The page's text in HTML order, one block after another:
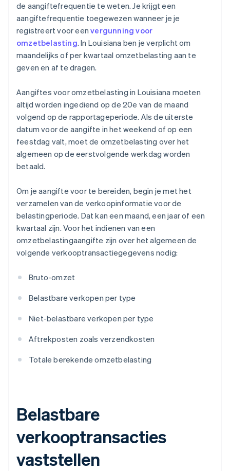
de aangiftefrequentie te weten. Je krijgt een
aangiftefrequentie toegewezen wanneer je je
registreert voor eenvergunning voor
omzetbelasting. In Louisiana ben je verplicht om
maandelijks of per kwartaal omzetbelasting aan te
geven en af te dragen.
Aangiftes voor omzetbelasting in Louisiana moeten
altijd worden ingediend op de 20e van de maand
volgend op de rapportageperiode. Als de uiterste
datum voor de aangifte in het weekend of op een
feestdag valt, moet de omzetbelasting over het
algemeen op de eerstvolgende werkdag worden
betaald.
Om je aangifte voor te bereiden, begin je met het
verzamelen van de verkoopinformatie voor de
belastingperiode. Dat kan een maand, een jaar of een
kwartaal zijn. Voor het indienen van een
omzetbelastingaangifte zijn over het algemeen de
volgende verkooptransactiegegevens nodig:
Bruto-omzet
Belastbare verkopen per type
Niet-belastbare verkopen per type
Aftrekposten zoals verzendkosten
Totale berekende omzetbelasting
Belastbare
verkooptransacties
vaststellen